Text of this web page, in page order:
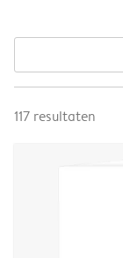
117 resultaten